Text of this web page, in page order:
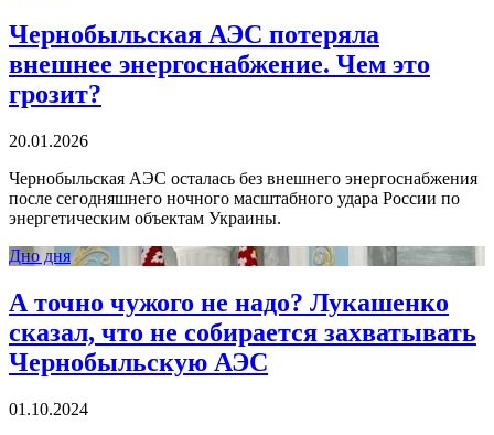
Чернобыльская АЭС потеряла
внешнее энергоснабжение. Чем это
грозит?
20.01.2026
Чернобыльская АЭС осталась без внешнего энергоснабжения
после сегодняшнего ночного масштабного удара России по
энергетическим объектам Украины.
Дно дня
А точно чужого не надо? Лукашенко
сказал, что не собирается захватывать
Чернобыльскую АЭС
01.10.2024